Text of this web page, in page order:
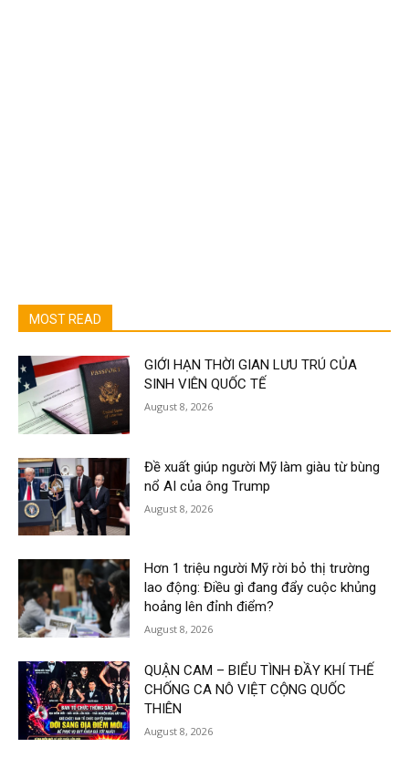
MOST READ
GIỚI HẠN THỜI GIAN LƯU TRÚ CỦA
SINH VIÊN QUỐC TẾ
August 8, 2026
Đề xuất giúp người Mỹ làm giàu từ bùng
nổ AI của ông Trump
August 8, 2026
Hơn 1 triệu người Mỹ rời bỏ thị trường
lao động: Điều gì đang đẩy cuộc khủng
hoảng lên đỉnh điểm?
August 8, 2026
QUẬN CAM – BIỂU TÌNH ĐẦY KHÍ THẾ
CHỐNG CA NÔ VIỆT CỘNG QUỐC
THIÊN
August 8, 2026